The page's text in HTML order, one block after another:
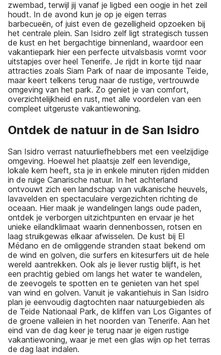
zwembad, terwijl jij vanaf je ligbed een oogje in het zeil
houdt. In de avond kun je op je eigen terras
barbecueën, of juist even de gezelligheid opzoeken bij
het centrale plein. San Isidro zelf ligt strategisch tussen
de kust en het bergachtige binnenland, waardoor een
vakantiepark hier een perfecte uitvalsbasis vormt voor
uitstapjes over heel Tenerife. Je rijdt in korte tijd naar
attracties zoals Siam Park of naar de imposante Teide,
maar keert telkens terug naar de rustige, vertrouwde
omgeving van het park. Zo geniet je van comfort,
overzichtelijkheid en rust, met alle voordelen van een
compleet uitgeruste vakantiewoning.
Ontdek de natuur in de San Isidro
San Isidro verrast natuurliefhebbers met een veelzijdige
omgeving. Hoewel het plaatsje zelf een levendige,
lokale kern heeft, sta je in enkele minuten rijden midden
in de ruige Canarische natuur. In het achterland
ontvouwt zich een landschap van vulkanische heuvels,
lavavelden en spectaculaire vergezichten richting de
oceaan. Hier maak je wandelingen langs oude paden,
ontdek je verborgen uitzichtpunten en ervaar je het
unieke eilandklimaat waarin dennenbossen, rotsen en
laag struikgewas elkaar afwisselen. De kust bij El
Médano en de omliggende stranden staat bekend om
de wind en golven, die surfers en kitesurfers uit de hele
wereld aantrekken. Ook als je liever rustig blijft, is het
een prachtig gebied om langs het water te wandelen,
de zeevogels te spotten en te genieten van het spel
van wind en golven. Vanuit je vakantiehuis in San Isidro
plan je eenvoudig dagtochten naar natuurgebieden als
de Teide Nationaal Park, de kliffen van Los Gigantes of
de groene valleien in het noorden van Tenerife. Aan het
eind van de dag keer je terug naar je eigen rustige
vakantiewoning, waar je met een glas wijn op het terras
de dag laat indalen.